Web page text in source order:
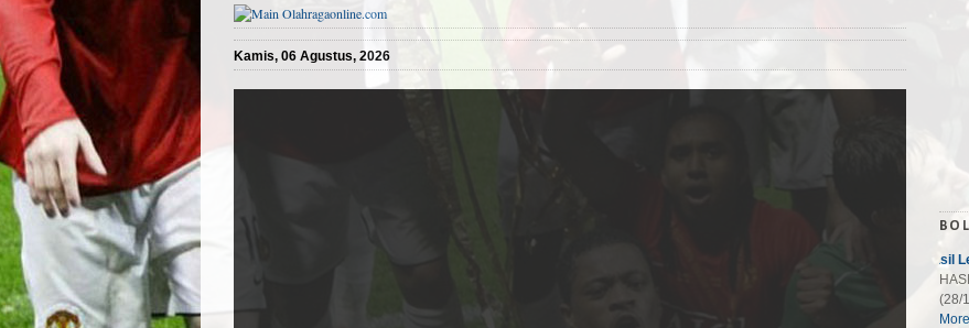
Kamis, 06 Agustus, 2026
Hasil
(28/